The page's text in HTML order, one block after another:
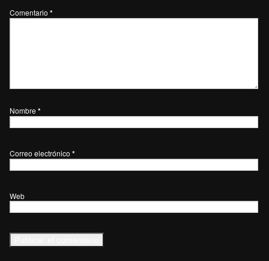
Comentario *
Nombre *
Correo electrónico *
Web